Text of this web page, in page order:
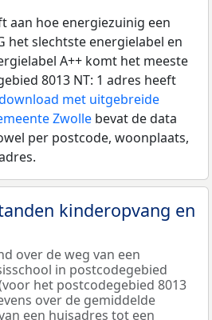
aan hoe energiezuinig een
het slechtste energielabel en
A++ komt het meeste
8013 NT: 1 adres heeft
met uitgebreide
Zwolle bevat de data
per postcode, woonplaats,
kinderopvang en
over de weg van een
in postcodegebied
het postcodegebied 8013
over de gemiddelde
een huisadres tot een